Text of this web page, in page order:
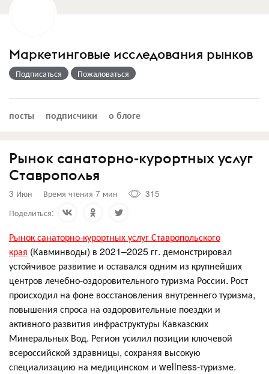
Маркетинговые исследования рынков
Подписаться Пожаловаться
посты подписчики о блоге
Рынок санаторно-курортных услуг
Ставрополья
3 Июн Время чтения 7 мин
315
Поделиться:
Рынок санаторно-курортных услуг Ставропольского
края (Кавминводы) в 2021–2025 гг. демонстрировал
устойчивое развитие и оставался одним из крупнейших
центров лечебно-оздоровительного туризма России. Рост
происходил на фоне восстановления внутреннего туризма,
повышения спроса на оздоровительные поездки и
активного развития инфраструктуры Кавказских
Минеральных Вод. Регион усилил позиции ключевой
всероссийской здравницы, сохраняя высокую
специализацию на медицинском и wellness-туризме.